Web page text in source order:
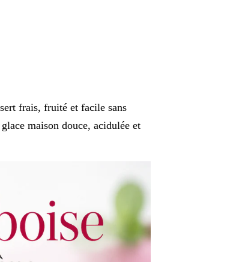
frais, fruité et facile sans
maison douce, acidulée et